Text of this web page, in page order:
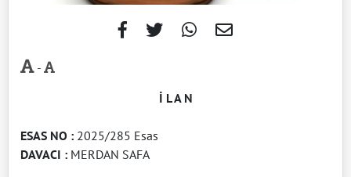
-
İ L A N
ESAS NO : 2025/285 Esas
DAVACI : MERDAN SAFA